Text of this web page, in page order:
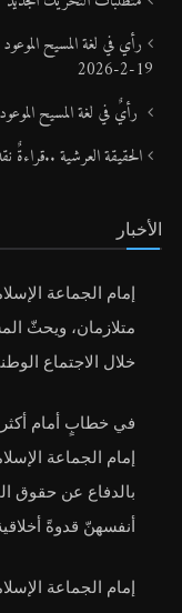
19-2-2026
رأيٌ في لغة المسيح الموعود عليه السلام ..1
الحقيقة العرشية ..قراءةٌ
الأخبار
إمام الجماعة
متلازمان، ويحثّ
خلال الاجتماع
إمام الجماعة
بالدفاع عن حقوق
أنفسهنّ قدوةً
إمام الجماعة